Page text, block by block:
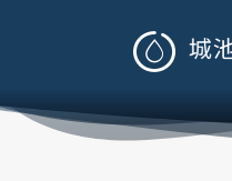
